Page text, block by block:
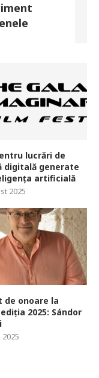
lucrări de
digitală generate
artificială
2025
onoare la
ediția 2025: Sándor